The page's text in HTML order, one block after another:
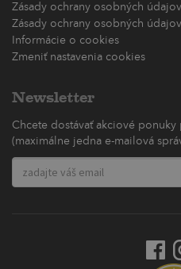
Zásady ochrany osobných
Zásady ochrany osobných
Informácie o cookies
Zmeniť nastavenia cookies
Newsletter
Chcete dostávať akciové ponuky
(maximálne jedna e-mailová